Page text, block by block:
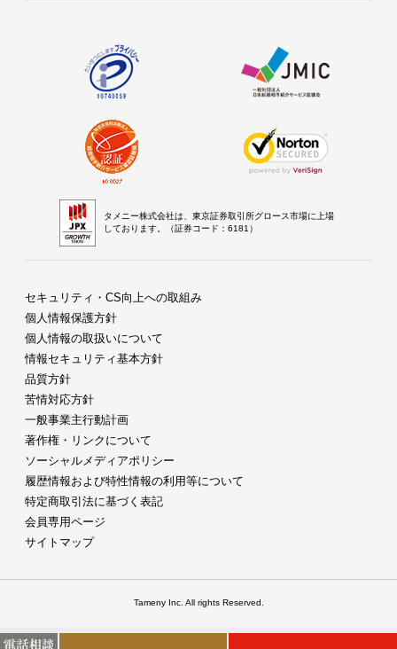
タメニー株式会社は、東京証券取引所グロース市場に上場
しております。（証券コード：6181）
セキュリティ・CS向上への取組み
個人情報保護方針
個人情報の取扱いについて
情報セキュリティ基本方針
品質方針
苦情対応方針
一般事業主行動計画
著作権・リンクについて
ソーシャルメディアポリシー
履歴情報および特性情報の利用等について
特定商取引法に基づく表記
会員専用ページ
サイトマップ
Tameny Inc. All rights Reserved.